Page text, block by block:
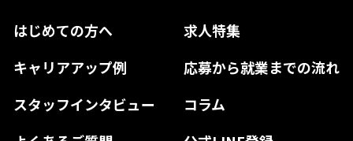
はじめての方へ
求人特集
キャリアアップ例
応募から就業までの流れ
スタッフインタビュー
コラム
奈良県
和歌山県
島根県
山口県
高知県
徳島県